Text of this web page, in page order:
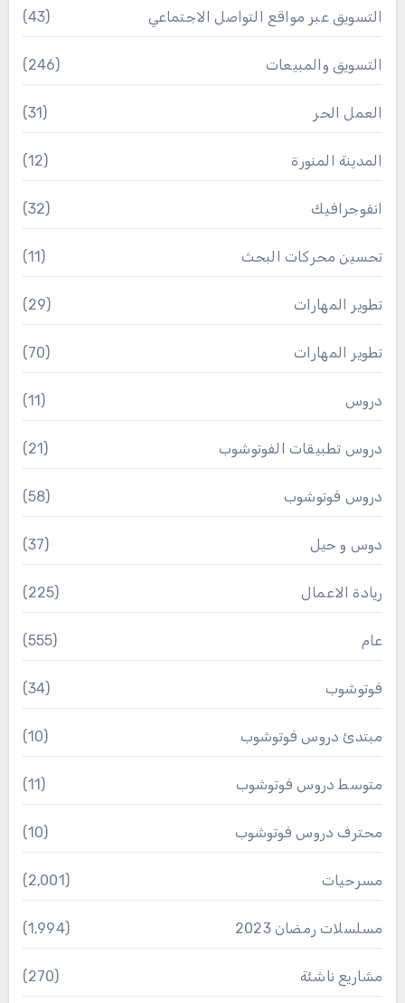
التسويق عبر مواقع التواصل الاجتماعي (43)
التسويق والمبيعات (246)
العمل الحر (31)
المدينة المنورة (12)
انفوجرافيك (32)
تحسين محركات البحث (11)
تطوير المهارات (29)
تطوير المهارات (70)
دروس (11)
دروس تطبيقات الفوتوشوب (21)
دروس فوتوشوب (58)
دوس و حيل (37)
ريادة الاعمال (225)
عام (555)
فوتوشوب (34)
مبتدئ دروس فوتوشوب (10)
متوسط دروس فوتوشوب (11)
محترف دروس فوتوشوب (10)
مسرحيات (2٬001)
مسلسلات رمضان 2023 (1٬994)
مشاريع ناشئة (270)